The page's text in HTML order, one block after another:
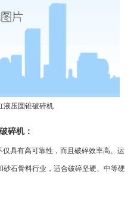
液压圆锥破碎机
机：
有高可靠性，而且破碎效率高、运
石骨料行业，适合破碎坚硬、中等硬